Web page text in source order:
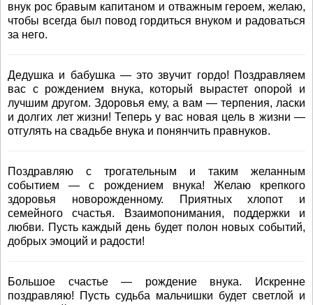
внук рос бравым капитаном и отважным героем, желаю,
чтобы всегда был повод гордиться внуком и радоваться
за него.
Дедушка и бабушка — это звучит гордо! Поздравляем
вас с рождением внука, который вырастет опорой и
лучшим другом. Здоровья ему, а вам — терпения, ласки
и долгих лет жизни! Теперь у вас новая цель в жизни —
отгулять на свадьбе внука и понянчить правнуков.
Поздравляю с трогательным и таким желанным
событием — с рождением внука! Желаю крепкого
здоровья новорожденному. Приятных хлопот и
семейного счастья. Взаимопонимания, поддержки и
любви. Пусть каждый день будет полон новых событий,
добрых эмоций и радости!
Большое счастье — рождение внука. Искренне
поздравляю! Пусть судьба мальчишки будет светлой и